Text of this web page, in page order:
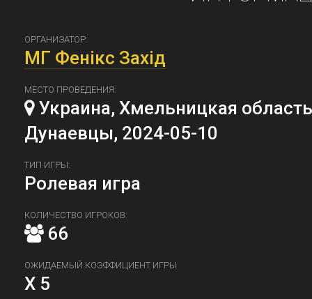
ОРГАНИЗАТОР:
МГ Фенiкс Захiд
МЕСТО ПРОВЕДЕНИЯ:
Украина, Хмельницкая
Дунаевцы, 2024-05-10
ТИП ИГРЫ:
Ролевая игра
КОЛИЧЕСТВО ИГРОКОВ:
66
ОЖИДАЕМЫЙ КОЭФФИЦИЕНТ ИГРЫ
X 5